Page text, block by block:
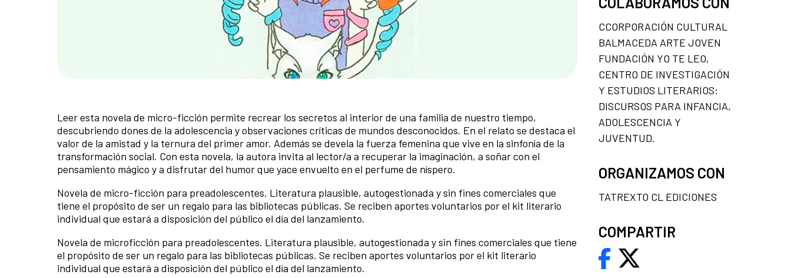
Leer esta novela de micro-ficción permite recrear los secretos al interior de una familia de nuestro tiempo,
descubriendo dones de la adolescencia y observaciones críticas de mundos desconocidos. En el relato se destaca el
valor de la amistad y la ternura del primer amor. Además se devela la fuerza femenina que vive en la sinfonía de la
transformación social. Con esta novela, la autora invita al lector/a a recuperar la imaginación, a soñar con el
pensamiento mágico y a disfrutar del humor que yace envuelto en el perfume de níspero.
Novela de micro-ficción para preadolescentes. Literatura plausible, autogestionada y sin fines comerciales que
tiene el propósito de ser un regalo para las bibliotecas públicas. Se reciben aportes voluntarios por el kit literario
individual que estará a disposición del público el día del lanzamiento.
Novela de microficción para preadolescentes. Literatura plausible, autogestionada y sin fines comerciales que tiene
el propósito de ser un regalo para las bibliotecas públicas. Se reciben aportes voluntarios por el kit literario
individual que estará a disposición del público el día del lanzamiento.
CCORPORACIÓN CULTURAL
BALMACEDA ARTE JOVEN
FUNDACIÓN YO TE LEO,
CENTRO DE INVESTIGACIÓN
Y ESTUDIOS LITERARIOS:
DISCURSOS PARA INFANCIA,
ADOLESCENCIA Y
JUVENTUD.
ORGANIZAMOS CON
TATREXTO CL EDICIONES
COMPARTIR